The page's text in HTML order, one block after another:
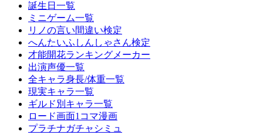
誕生日一覧
ミニゲーム一覧
リノの言い間違い検定
へんたいふしんしゃさん検定
才能開花ランキングメーカー
出演声優一覧
全キャラ身長/体重一覧
現実キャラ一覧
ギルド別キャラ一覧
ロード画面1コマ漫画
プラチナガチャシミュ